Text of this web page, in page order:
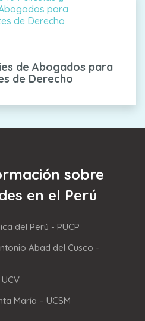
de Abogados para
de Derecho
sobre
en el Perú
del Perú - PUCP
Abad del Cusco -
María – UCSM